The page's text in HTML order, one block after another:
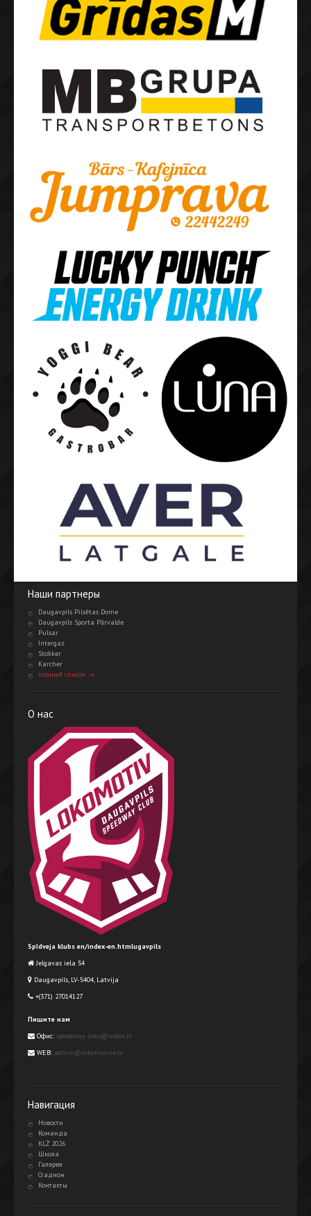
Наши партнеры
Daugavpils Pilsētas Dome
Daugavpils Sporta Pārvalde
Pulsar
Intergaz
Stokker
Karcher
полный список →
О нас
Spīdveja klubs en/index-en.htmlugavpils
Jelgavas iela 54
Daugavpils, LV-5404, Latvija
+(371) 27014127
Пишите нам
Офис: speedway-loko@inbox.lv
WEB: admin@lokomotive.lv
Навигация
Новости
Команда
KLŻ 2026
Школа
Галерея
Стадион
Контакты